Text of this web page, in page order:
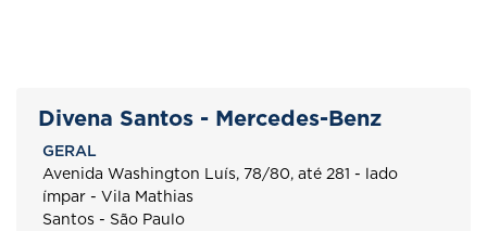
Divena Santos - Mercedes-Benz
GERAL
Avenida Washington Luís, 78/80, até 281 - lado
ímpar - Vila Mathias
Santos - São Paulo